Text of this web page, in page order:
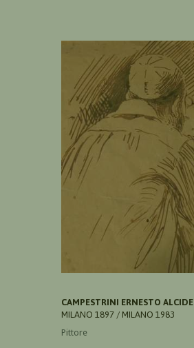
CAMPESTRINI ERNESTO ALCIDE
MILANO 1897 / MILANO 1983
Pittore